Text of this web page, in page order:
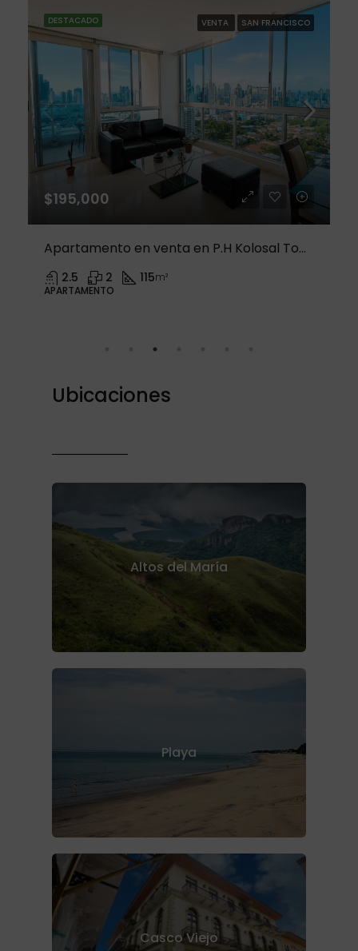
DESTACADO VENTA SAN FRANCISCO
$195,000
Apartamento en venta en P.H Kolosal Tower, San Francisco
2.5 2 115m²
APARTAMENTO
Ubicaciones
Altos del María
Playa
Casco Viejo